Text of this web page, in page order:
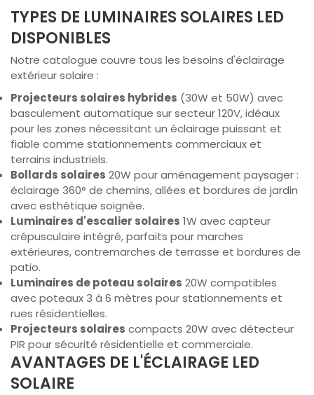
TYPES DE LUMINAIRES SOLAIRES LED
DISPONIBLES
Notre catalogue couvre tous les besoins d'éclairage
extérieur solaire :
Projecteurs solaires hybrides (30W et 50W) avec
basculement automatique sur secteur 120V, idéaux
pour les zones nécessitant un éclairage puissant et
fiable comme stationnements commerciaux et
terrains industriels.
Bollards solaires 20W pour aménagement paysager :
éclairage 360° de chemins, allées et bordures de jardin
avec esthétique soignée.
Luminaires d'escalier solaires 1W avec capteur
crépusculaire intégré, parfaits pour marches
extérieures, contremarches de terrasse et bordures de
patio.
Luminaires de poteau solaires 20W compatibles
avec poteaux 3 à 6 mètres pour stationnements et
rues résidentielles.
Projecteurs solaires compacts 20W avec détecteur
PIR pour sécurité résidentielle et commerciale.
AVANTAGES DE L'ÉCLAIRAGE LED
SOLAIRE